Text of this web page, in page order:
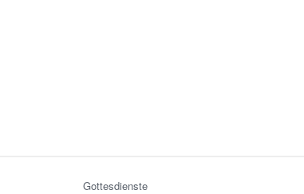
Gottesdienste